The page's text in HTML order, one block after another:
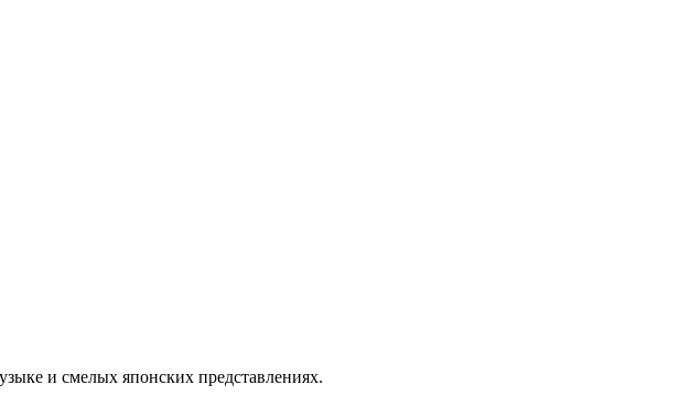
и смелых японских представлениях.